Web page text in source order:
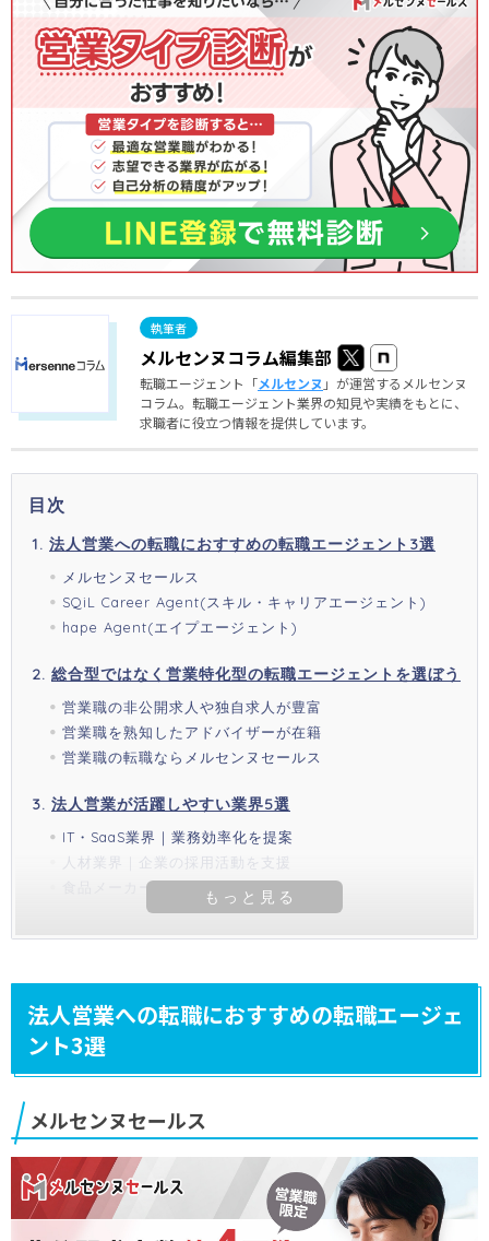
メルセンヌコラム編集部
転職エージェント「メルセンヌ 」が運営するメルセンヌ
コラム。転職エージェント業界の知見や実績をもとに、
求職者に役立つ情報を提供しています。
目次
法人営業への転職におすすめの転職エージェント3選
メルセンヌセールス
SQiL Career Agent(スキル・キャリアエージェント)
hape Agent(エイプエージェント)
総合型ではなく営業特化型の転職エージェントを選ぼう
営業職の非公開求人や独自求人が豊富
営業職を熟知したアドバイザーが在籍
営業職の転職ならメルセンヌセールス
法人営業が活躍しやすい業界5選
IT・SaaS業界｜業務効率化を提案
人材業界｜企業の採用活動を支援
食品メーカー｜飲食店への新規開拓
法人営業への転職におすすめの転職エージェ
ント3選
メルセンヌセールス